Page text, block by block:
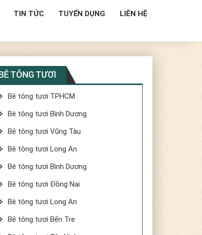
TIN TỨC TUYỂN DỤNG LIÊN HỆ
TÔNG TƯƠI
Bê tông tươi TPHCM
Bê tông tươi Bình Dương
Bê tông tươi Vũng Tàu
Bê tông tươi Long An
Bê tông tươi Bình Dương
Bê tông tươi Đồng Nai
Bê tông tươi Long An
Bê tông tươi Bến Tre